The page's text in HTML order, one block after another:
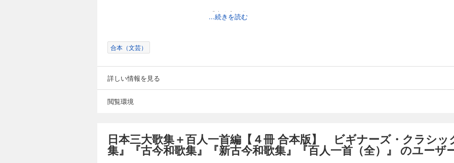
『古今和歌集』
春夏秋冬や恋など、自然や人事を詠んだ歌を中心に編まれた、第一番目の勅撰和歌
約二〇〇〇首の全歌から、名歌八〇首を厳選。
―。天智天皇、紫式部、清少納言、西行、藤原定家、後鳥羽院ほか、日本文化のス
ーたちが一人一首で繰り広げる名歌の競演がこの1冊ですべてわかる!歌には現代仮
でも読みを付け、コラムには歌の技法や歌を作る場、現代につながる文化など、
...続きを読む
合本（文芸）
詳しい情報を見る
閲覧環境
日本三大歌集＋百人一首編【４冊 合本版】 ビギナーズ・クラシ
集』『古今和歌集』『新古今和歌集』『百人一首（全）』 のユーザ